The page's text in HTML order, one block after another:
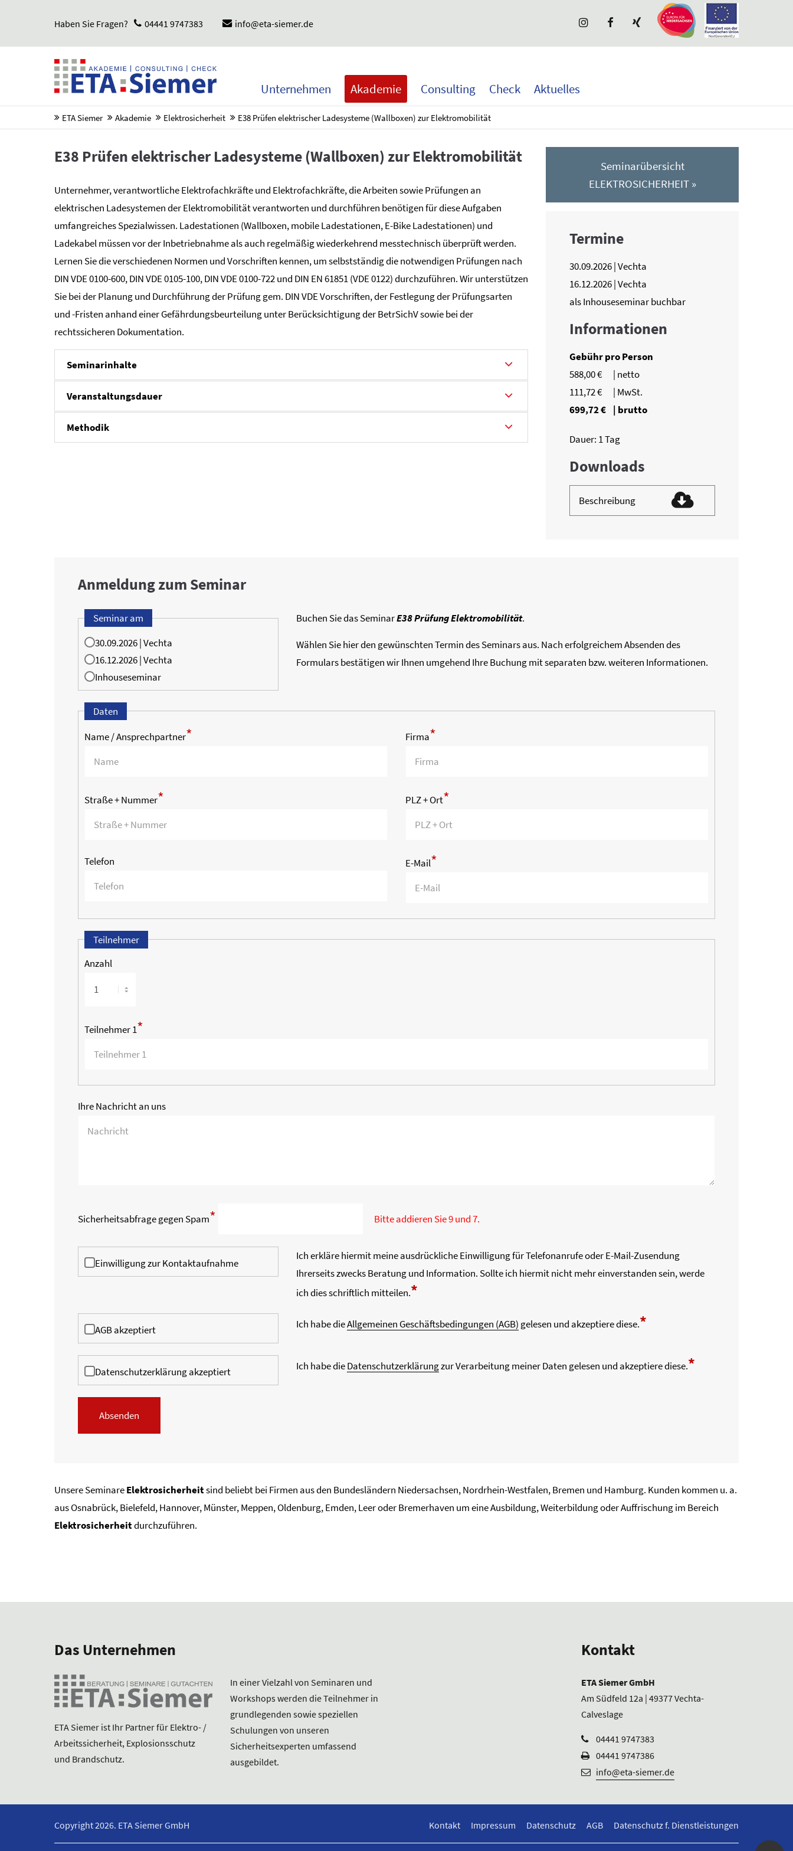
Haben Sie Fragen? 04441 9747383 info@eta-siemer.de
Unternehmen Akademie Consulting Check Aktuelles
ETA Siemer Akademie Elektrosicherheit E38 Prüfen elektrischer Ladesysteme (Wallboxen) zur Elektromobilität
E38 Prüfen elektrischer Ladesysteme (Wallboxen) zur Elektromobilität
Unternehmer, verantwortliche Elektrofachkräfte und Elektrofachkräfte, die Arbeiten sowie Prüfungen an
elektrischen Ladesystemen der Elektromobilität verantworten und durchführen benötigen für diese Aufgaben
umfangreiches Spezialwissen. Ladestationen (Wallboxen, mobile Ladestationen, E-Bike Ladestationen) und
Ladekabel müssen vor der Inbetriebnahme als auch regelmäßig wiederkehrend messtechnisch überprüft werden.
Lernen Sie die verschiedenen Normen und Vorschriften kennen, um selbstständig die notwendigen Prüfungen nach
DIN VDE 0100-600, DIN VDE 0105-100, DIN VDE 0100-722 und DIN EN 61851 (VDE 0122) durchzuführen. Wir unterstützen
Sie bei der Planung und Durchführung der Prüfung gem. DIN VDE Vorschriften, der Festlegung der Prüfungsarten
und -Fristen anhand einer Gefährdungsbeurteilung unter Berücksichtigung der BetrSichV sowie bei der
rechtssicheren Dokumentation.
Seminarinhalte
Veranstaltungsdauer
Methodik
Seminarübersicht
ELEKTROSICHERHEIT »
Termine
30.09.2026 | Vechta
16.12.2026 | Vechta
als Inhouseseminar buchbar
Informationen
Gebühr pro Person
588,00 €
| netto
111,72 €
| MwSt.
699,72 € | brutto
Dauer: 1 Tag
Downloads
Beschreibung
Anmeldung zum Seminar
Seminar am
30.09.2026 | Vechta
16.12.2026 | Vechta
Inhouseseminar
Buchen Sie das SeminarE38 Prüfung Elektromobilität.
Wählen Sie hier den gewünschten Termin des Seminars aus. Nach erfolgreichem Absenden des
Formulars bestätigen wir Ihnen umgehend Ihre Buchung mit separaten bzw. weiteren Informationen.
Daten
Name / Ansprechpartner* Firma*
Straße + Nummer* PLZ + Ort*
Telefon E-Mail*
Teilnehmer
Anzahl
Teilnehmer 1*
Ihre Nachricht an uns
Sicherheitsabfrage gegen Spam* Bitte addieren Sie 9 und 7.
Einwilligung zur Kontaktaufnahme
Ich erkläre hiermit meine ausdrückliche Einwilligung für Telefonanrufe oder E-Mail-Zusendung
Ihrerseits zwecks Beratung und Information. Sollte ich hiermit nicht mehr einverstanden sein, werde
ich dies schriftlich mitteilen.*
AGB akzeptiert Ich habe dieAllgemeinen Geschäftsbedingungen (AGB) gelesen und akzeptiere diese.*
Datenschutzerklärung akzeptiert Ich habe dieDatenschutzerklärungzur Verarbeitung meiner Daten gelesen und akzeptiere diese.*
Absenden
Unsere SeminareElektrosicherheitsind beliebt bei Firmen aus den Bundesländern Niedersachsen, Nordrhein-Westfalen, Bremen und Hamburg. Kunden kommen u. a.
aus Osnabrück, Bielefeld, Hannover, Münster, Meppen, Oldenburg, Emden, Leer oder Bremerhaven um eine Ausbildung, Weiterbildung oder Auffrischung im Bereich
Elektrosicherheitdurchzuführen.
Das Unternehmen
ETA Siemer ist Ihr Partner für Elektro- /
Arbeitssicherheit, Explosionsschutz
und Brandschutz.
In einer Vielzahl von Seminaren und
Workshops werden die Teilnehmer in
grundlegenden sowie speziellen
Schulungen von unseren
Sicherheitsexperten umfassend
ausgebildet.
Kontakt
ETA Siemer GmbH
Am Südfeld 12a | 49377 Vechta-
Calveslage
04441 9747383
04441 9747386
info@eta-siemer.de
Copyright 2026. ETA Siemer GmbH Kontakt Impressum Datenschutz AGB Datenschutz f. Dienstleistungen